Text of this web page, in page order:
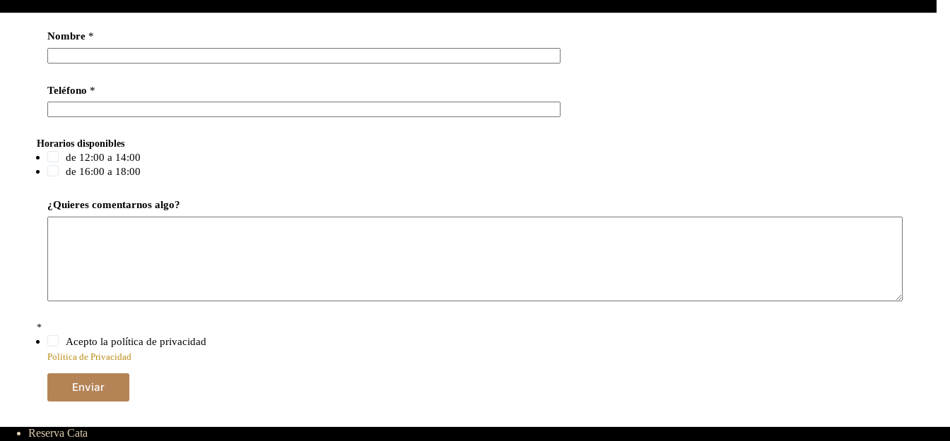
Nombre *
Teléfono *
Horarios disponibles
de 12:00 a 14:00
de 16:00 a 18:00
¿Quieres comentarnos algo?
*
Acepto la política de privacidad
Política de Privacidad
Enviar
Reserva Cata